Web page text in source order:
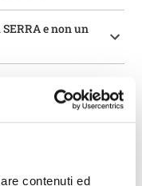
contenuti ed
e non un